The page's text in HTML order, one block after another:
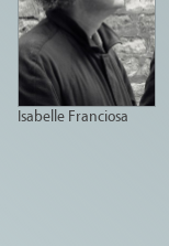
Isabelle Franciosa